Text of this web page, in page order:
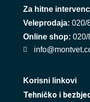
Za hitne
Veleprodaja: 020/
Online shop: 020/
Korisni linkovi
Tehničko i